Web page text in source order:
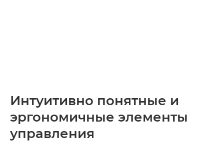
Интуитивно понятные и
эргономичные элементы
управления